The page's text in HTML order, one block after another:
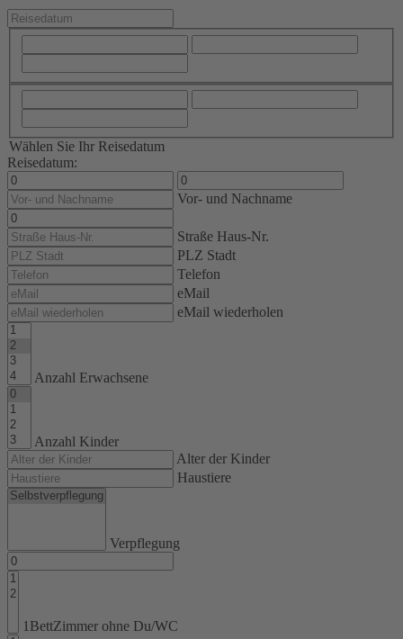
Wählen Sie Ihr Reisedatum
Reisedatum:
Vor- und Nachname
Straße Haus-Nr.
PLZ Stadt
Telefon
eMail
eMail wiederholen
Anzahl Erwachsene
Anzahl Kinder
Alter der Kinder
Haustiere
Verpflegung
1BettZimmer ohne Du/WC